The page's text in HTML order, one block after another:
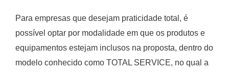
Para empresas que desejam praticidade total, é
possível optar por modalidade em que os produtos e
equipamentos estejam inclusos na proposta, dentro do
modelo conhecido como TOTAL SERVICE, no qual a